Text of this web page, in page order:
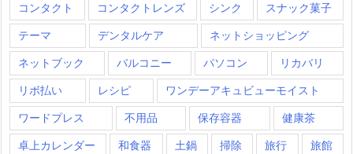
コンタクト コンタクトレンズ シンク スナック菓子
テーマ デンタルケア ネットショッピング
ネットブック バルコニー パソコン リカバリ
リボ払い レシピ ワンデーアキュビューモイスト
ワードプレス 不用品 保存容器 健康茶
卓上カレンダー 和食器 土鍋 掃除 旅行 旅館